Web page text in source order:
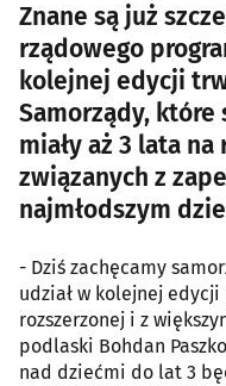
Znane są już
rządowego
kolejnej edycji
Samorządy, które
miały aż 3 lata
związanych z
najmłodszym
- Dziś zachęcamy
udział w kolejnej
rozszerzonej i z
podlaski Bohdan
nad dziećmi do lat 3